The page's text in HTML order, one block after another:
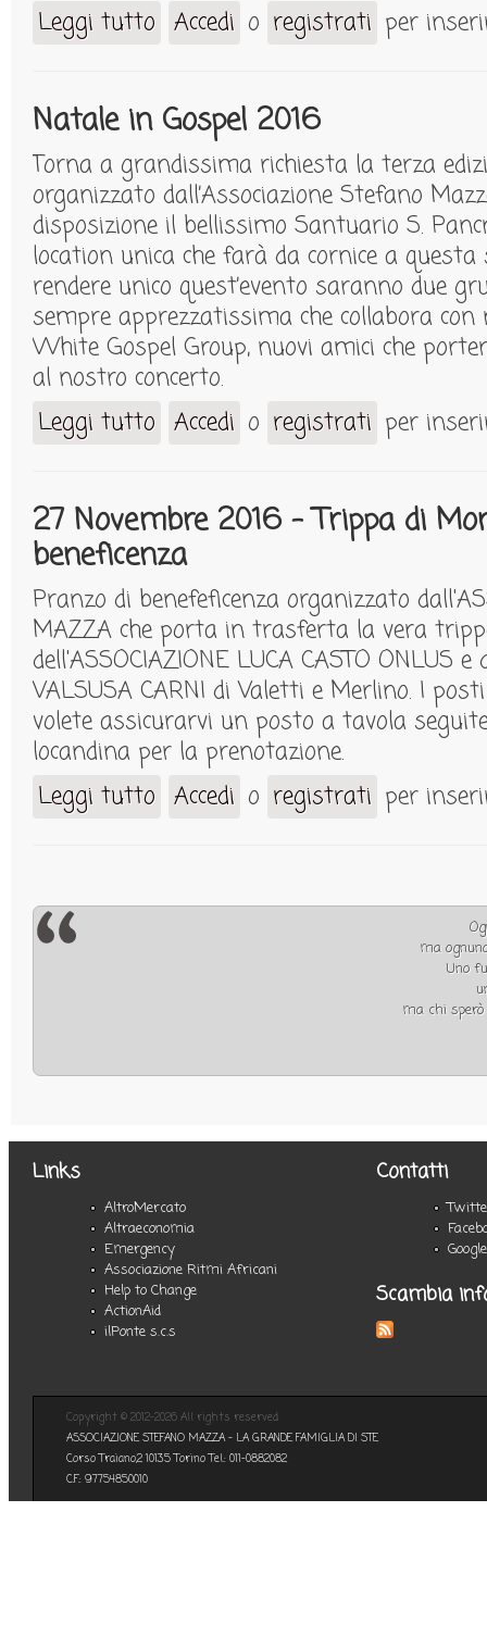
Leggi tutto su 2 Dicembre - Natale in Gospel 2017
Accedi o registrati per
Natale in Gospel 2016
Torna a grandissima richiesta la terza
organizzato dall’Associazione Stefano
disposizione il bellissimo Santuario S.
location unica che farà da cornice a questa
rendere unico quest’evento saranno due
sempre apprezzatissima che collabora
White Gospel Group, nuovi amici che
al nostro concerto.
Leggi tutto su Natale in Gospel 2016
Accedi o registrati per
27 Novembre 2016 - Trippa di
beneficenza
Pranzo di benefeficenza organizzato
MAZZA che porta in trasferta la vera
dell'ASSOCIAZIONE LUCA CASTO ONLUS
VALSUSA CARNI di Valetti e Merlino. I
volete assicurarvi un posto a tavola
locandina per la prenotazione.
Leggi tutto su 27 Novembre 2016 - Trippa di Moncalieri -
Accedi o registrati per
ma
Uno
ma chi
Links
AltroMercato
Altraeconomia
Emergency
Associazione Ritmi Africani
Help to Change
ActionAid
ilPonte s.c.s
Contatti
Scambia
Copyright © 2012-2026 All rights reserved
ASSOCIAZIONE STEFANO MAZZA - LA GRANDE FAMIGLIA DI STE
Corso Traiano,2 10135 Torino Tel.: 011-0882082
C.F.: 97754850010